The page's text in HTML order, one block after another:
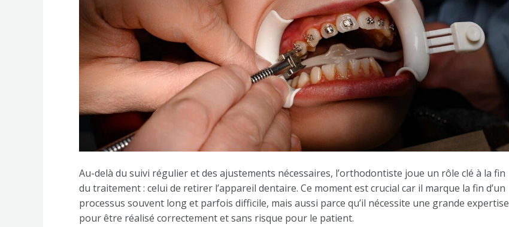
Au-delà du suivi régulier et des ajustements nécessaires, l’orthodontiste joue un rôle clé à la fin
du traitement : celui de retirer l’appareil dentaire. Ce moment est crucial car il marque la fin d’un
processus souvent long et parfois difficile, mais aussi parce qu’il nécessite une grande expertise
pour être réalisé correctement et sans risque pour le patient.